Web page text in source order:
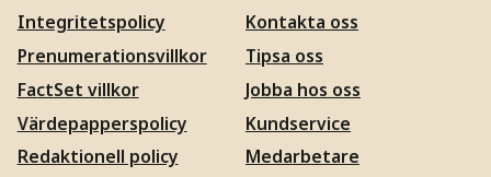
Integritetspolicy
Prenumerationsvillkor
FactSet villkor
Värdepapperspolicy
Redaktionell policy
Kontakta oss
Tipsa oss
Jobba hos oss
Kundservice
Medarbetare